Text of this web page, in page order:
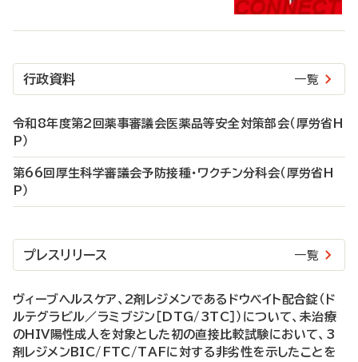
行政資料 一覧
令和8年度第2回薬事審議会医薬品等安全対策部会（厚労省H
P）
第66回厚生科学審議会予防接種・ワクチン分科会（厚労省H
P）
プレスリリース 一覧
ヴィーブヘルスケア、2剤レジメンであるドウベイト配合錠（ド
ルテグラビル／ラミブジン［DTG/3TC］）について、未治療
のHIV陽性成人を対象とした初の直接比較試験において、3
剤レジメンBIC/FTC/TAFに対する非劣性を示したことを